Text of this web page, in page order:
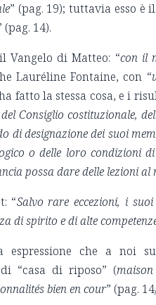
” (pag. 19); tuttavia esso è
(pag. 14).
Vangelo di Matteo: “con il
Lauréline Fontaine, con “
fatto la stessa cosa, e i
Consiglio costituzionale,
di designazione dei suoi
o delle loro condizioni
possa dare delle lezioni al
“Salvo rare eccezioni, i
di spirito e di alte
che a noi
“casa di riposo” (
bien en cour” (pag.